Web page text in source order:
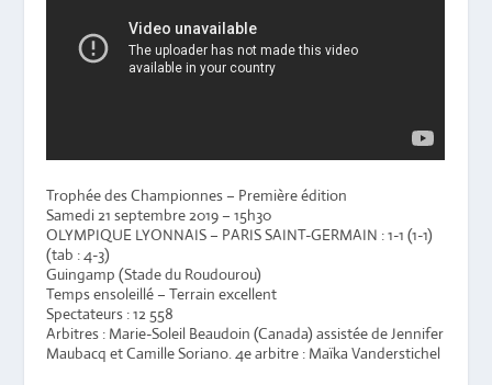
Trophée des Championnes – Première édition
Samedi 21 septembre 2019 – 15h30
OLYMPIQUE LYONNAIS – PARIS SAINT-GERMAIN : 1-1 (1-1)
(tab : 4-3)
Guingamp (Stade du Roudourou)
Temps ensoleillé – Terrain excellent
Spectateurs : 12 558
Arbitres : Marie-Soleil Beaudoin (Canada) assistée de Jennifer
Maubacq et Camille Soriano. 4e arbitre : Maïka Vanderstichel